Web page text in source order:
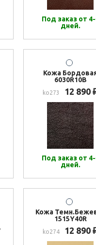
Под заказ от
дней.
Кожа
6030R10B
ko273 12 890
Под заказ от
дней.
Кожа
1515Y40R
ko274 12 890